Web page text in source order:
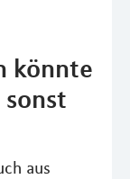
könnte
sonst
aus